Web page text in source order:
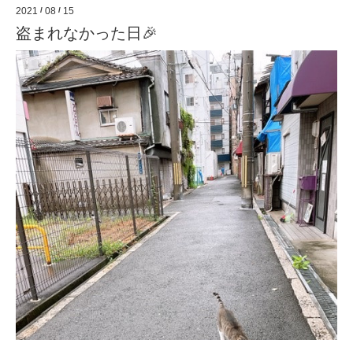
2021 / 08 / 15
盗まれなかった日🎉